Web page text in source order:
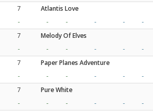
7
Atlantis Love
-
- - - - -
7
Melody Of Elves
-
- - - - -
7
Paper Planes Adventure
-
- - - - -
7
Pure White
-
- - - - -